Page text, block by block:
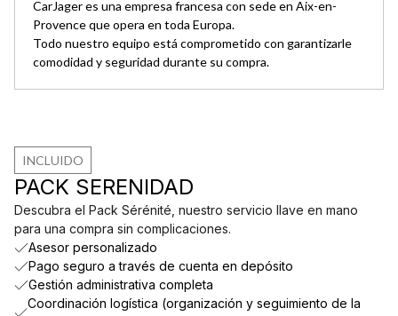
CarJager es una empresa francesa con sede en Aix-en-
Provence que opera en toda Europa.
Todo nuestro equipo está comprometido con garantizarle
comodidad y seguridad durante su compra.
INCLUIDO
PACK SERENIDAD
Descubra el Pack Sérénité, nuestro servicio llave en mano
para una compra sin complicaciones.
Asesor personalizado
Pago seguro a través de cuenta en depósito
Gestión administrativa completa
Coordinación logística (organización y seguimiento de la